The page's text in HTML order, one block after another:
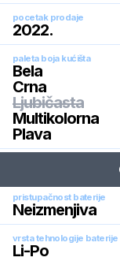
pocetak prodaje
2022.
paleta boja kućišta
Bela
Crna
Ljubičasta
Multikolorna
Plava
pristupačnost baterije
Neizmenjiva
vrsta tehnologije baterije
Li-Po